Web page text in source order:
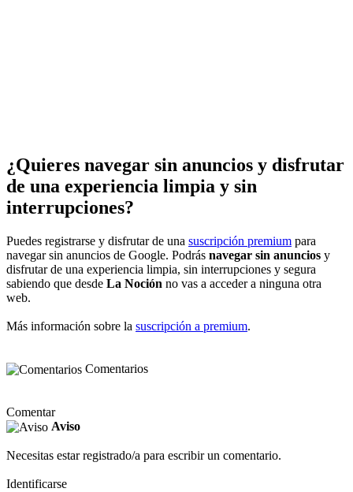
¿Quieres navegar sin anuncios y disfrutar
de una experiencia limpia y sin
interrupciones?
Puedes registrarse y disfrutar de una suscripción premium para
navegar sin anuncios de Google. Podrás navegar sin anuncios y
disfrutar de una experiencia limpia, sin interrupciones y segura
sabiendo que desde La Noción no vas a acceder a ninguna otra
web.
Más información sobre la suscripción a premium.
Comentarios
Comentar
Aviso
Necesitas estar registrado/a para escribir un comentario.
Identificarse